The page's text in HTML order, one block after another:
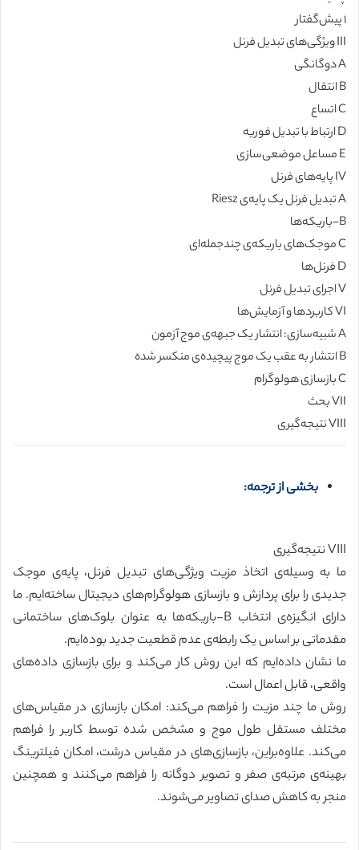
۱ پیش‌گفتار
III ویژگی‌های تبدیل فرنل
A دوگانگی
B انتقال
C اتساع
D ارتباط با تبدیل فوریه
E مساعل موضعی‌سازی
IV پایه‌های فرنل
A تبدیل فرنل یک پایه‌ی Riesz
B-باریکه‌ها
C موجک‌های باریکه‌ی چندجمله‌ای
D فرنل‌ها
V اجرای تبدیل فرنل
VI کاربردها و آزمایش‌ها
A شبیه‌سازی: انتشار یک جبهه‌ی موج آزمون
B انتشار به عقب یک موج پیچیده‌‌ی منکسر شده
C بازسازی هولوگرام
VII بحث
VIII نتیجه‌گیری
بخشی از ترجمه:
VIII نتیجه‌گیری
ما به وسیله‌ی اتخاذ مزیت ویژگی‌های تبدیل فرنل، پایه‌ی موجک
جدیدی را برای پردازش و بازسازی هولوگرام‌های دیجیتال ساخته‌ایم. ما
دارای انگیزه‌ی انتخاب B-باریکه‌ها به عنوان بلوک‌های ساختمانی
مقدماتی بر اساس یک رابطه‌ی عدم قطعیت جدید بوده‌ایم.
ما نشان داده‌ایم که این روش کار می‌کند و برای بازسازی داده‌های
واقعی، قابل اعمال است.
روش ما چند مزیت را فراهم می‌کند: امکان بازسازی در مقیاس‌های
مختلف مستقل طول موج و مشخص شده توسط کاربر را فراهم
می‌کند. علاوه‌براین، بازسازی‌های در مقیاس درشت، امکان فیلترینگ
بهینه‌ی مرتبه‌ی صفر و تصویر دوگانه را فراهم می‌کنند و همچنین
منجر به کاهش صدای تصاویر می‌شوند.